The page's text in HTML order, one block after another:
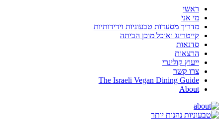
ראשי
מי אני
מדריך מסעדות טבעוניות וידידותיות
קייטרינג ואוכל מוכן הביתה
סדנאות
הרצאות
ייעוץ קולינרי
צרו קשר
The Israeli Vegan Dining Guide
About